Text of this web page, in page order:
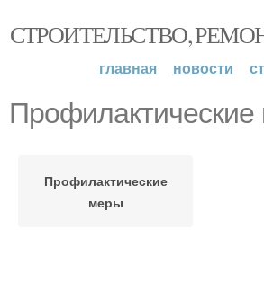
СТРОИТЕЛЬСТВО,
главная новости
Профилактические
меры